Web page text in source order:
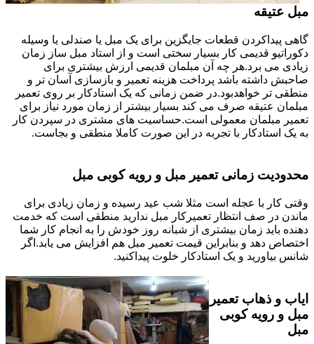
مبل عتیقه
گاهی پیداکردن قطعات جایگزین برای یک مبل یا صندلی یا وسیله
دکوراتیو قدیمی کار بسیار سختی است و از استاد مبل ساز زمان
زیادی می برد.هر چه آن مبلمان قدیمی ارزش بیشتری برای
صاحبش داشته باشد پرداخت هزینه تعمیر و بازسازی آسان تر و
منطقی تر خواهدبود.در ضمن زمانی که یک استادکار بر روی تعمیر
مبلمان عتیقه صرف می کند بسیار بیشتر از زمان مورد نیاز برای
تعمیر مبلمان معمولی است.حساسیت های مشتری در سپردن کار
به یک استادکار با تجربه در این صورت کاملا منطقی و بجاست.
محدودیت زمانی تعمیر مبل و رویه کوبی مبل
وقتی کار با عجله است مثلا شب عید رسیده و زمان زیادی برای
ماندن در صف انتظار تعمیرکار مبل ندارید منطقی است که خدمت
دهنده باید زمان بیشتری از شبانه روز خودش را به انجام کار شما
اختصاص دهد و بنابراین قیمت تعمیر مبل هم افزایش می یابد.اگر
شانس بیاورید و یک استادکار خلوت پیداکنید.
ایاب و ذهاب تعمیر
مبل و رویه کوبی
مبل